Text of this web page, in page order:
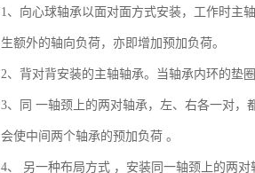
1、向心球轴承以面对面方式安装，工作时主
生额外的轴向负荷，亦即增加预加负荷。
2、背对背安装的主轴轴承。当轴承内环的垫
3、同 一轴颈上的两对轴承，左、右各一对
会使中间两个轴承的预加负荷 。
4、 另一种布局方式 ，安装同一轴颈上的两